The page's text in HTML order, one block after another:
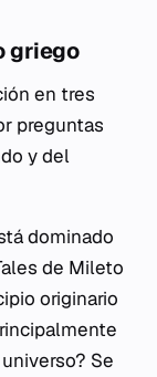
griego
en tres
preguntas
y del
dominado
de Mileto
originario
Se